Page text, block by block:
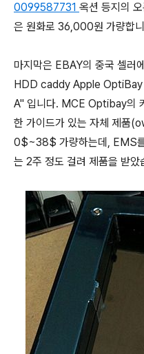
0099587731 옥션 등지의
은 원화로 36,000원 가량합
마지막은 EBAY의 중국 셀러
HDD caddy Apple
A" 입니다. MCE Optibay의
한 가이드가 있는 자체 제품
0$~38$ 가량하는데, EMS
는 2주 정도 걸려 제품을 받았